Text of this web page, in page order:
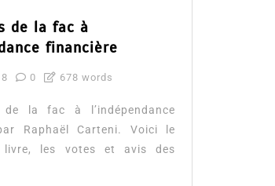
de la fac à
financière
0 678 words
de la fac à l’indépendance
Raphaël Carteni. Voici le
livre, les votes et avis des